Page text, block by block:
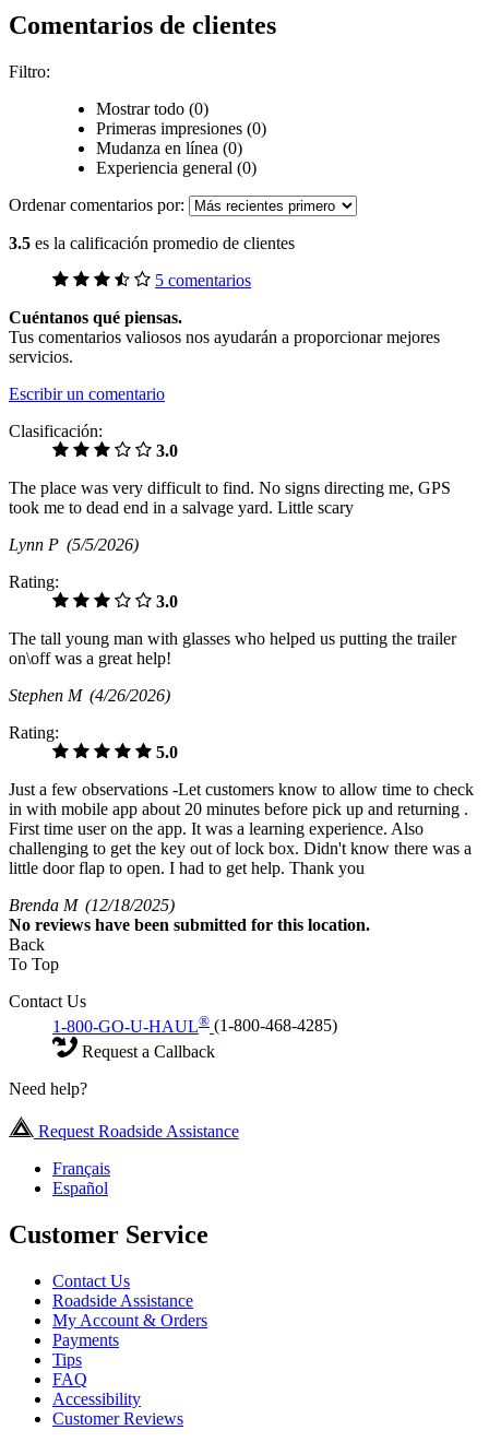
Comentarios de clientes
Filtro:
Mostrar todo (0)
Primeras impresiones (0)
Mudanza en línea (0)
Experiencia general (0)
Ordenar comentarios por:
3.5 es la calificación promedio de clientes
5 comentarios
Cuéntanos qué piensas.
Tus comentarios valiosos nos ayudarán a proporcionar mejores
servicios.
Escribir un comentario
Clasificación:
3.0
The place was very difficult to find. No signs directing me, GPS
took me to dead end in a salvage yard. Little scary
Lynn P (5/5/2026)
Rating:
3.0
The tall young man with glasses who helped us putting the trailer
on\off was a great help!
Stephen M (4/26/2026)
Rating:
5.0
Just a few observations -Let customers know to allow time to check
in with mobile app about 20 minutes before pick up and returning .
First time user on the app. It was a learning experience. Also
challenging to get the key out of lock box. Didn't know there was a
little door flap to open. I had to get help. Thank you
Brenda M (12/18/2025)
No reviews have been submitted for this location.
Back
To Top
Contact Us
1-800-GO-U-HAUL® (1-800-468-4285)
Request a Callback
Need help?
Request Roadside Assistance
Français
Español
Customer Service
Contact Us
Roadside Assistance
My Account & Orders
Payments
Tips
FAQ
Accessibility
Customer Reviews